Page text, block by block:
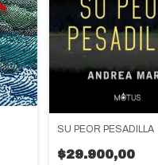
SU PEOR PESADILLA
$29.900,00